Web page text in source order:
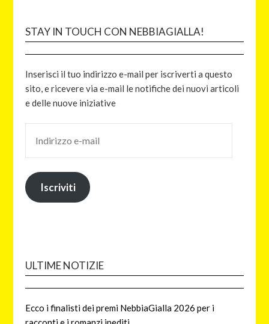
STAY IN TOUCH CON NEBBIAGIALLA!
Inserisci il tuo indirizzo e-mail per iscriverti a questo
sito, e ricevere via e-mail le notifiche dei nuovi articoli
e delle nuove iniziative
Iscriviti
ULTIME NOTIZIE
Ecco i finalisti dei premi NebbiaGialla 2026 per i